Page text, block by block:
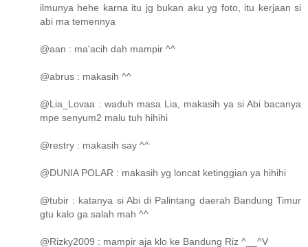
ilmunya hehe karna itu jg bukan aku yg foto, itu kerjaan si
abi ma temennya
@aan : ma'acih dah mampir ^^
@abrus : makasih ^^
@Lia_Lovaa : waduh masa Lia, makasih ya si Abi bacanya
mpe senyum2 malu tuh hihihi
@restry : makasih say ^^
@DUNIA POLAR : makasih yg loncat ketinggian ya hihihi
@tubir : katanya si Abi di Palintang daerah Bandung Timur
gtu kalo ga salah mah ^^
@Rizky2009 : mampir aja klo ke Bandung Riz ^__^V